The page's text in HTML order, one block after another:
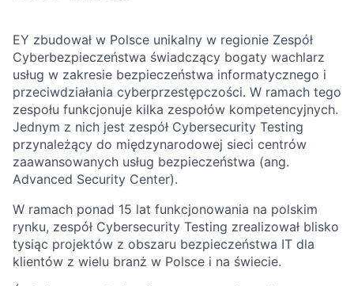
EY zbudował w Polsce unikalny w regionie Zespół
Cyberbezpieczeństwa świadczący bogaty wachlarz
usług w zakresie bezpieczeństwa informatycznego i
przeciwdziałania cyberprzestępczości. W ramach tego
zespołu funkcjonuje kilka zespołów kompetencyjnych.
Jednym z nich jest zespół Cybersecurity Testing
przynależący do międzynarodowej sieci centrów
zaawansowanych usług bezpieczeństwa (ang.
Advanced Security Center).
W ramach ponad 15 lat funkcjonowania na polskim
rynku, zespół Cybersecurity Testing zrealizował blisko
tysiąc projektów z obszaru bezpieczeństwa IT dla
klientów z wielu branż w Polsce i na świecie.